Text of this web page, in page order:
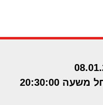
משעה 20:30:00